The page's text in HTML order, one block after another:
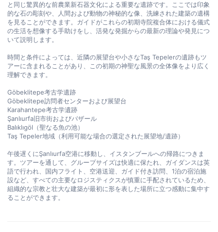
と同じ驚異的な前農業新石器文化による重要な遺跡です。ここでは印象
的な石の彫刻や、人間および動物の神秘的な像、洗練された建築の遺構
を見ることができます。ガイドがこれらの初期寺院複合体における儀式
の生活を想像する手助けをし、活発な発掘からの最新の理論や発見につ
いて説明します。
時間と条件によっては、近隣の展望台や小さなTaş Tepelerの遺跡もツ
アーに含まれることがあり、この初期の神聖な風景の全体像をより広く
理解できます。
Göbeklitepe考古学遺跡
Göbeklitepe訪問者センターおよび展望台
Karahantepe考古学遺跡
Şanlıurfa旧市街およびバザール
Balıklıgöl（聖なる魚の池）
Taş Tepeler地域（利用可能な場合の選定された展望地/遺跡）
午後遅くにŞanlıurfa空港に移動し、イスタンブールへの帰路につきま
す。ツアーを通して、グループサイズは快適に保たれ、ガイダンスは英
語で行われ、国内フライト、空港送迎、ガイド付き訪問、1泊の宿泊施
設など、すべての主要なロジスティクスが慎重に手配されているため、
組織的な宗教と壮大な建築が最初に形を表した場所に立つ感動に集中す
ることができます。